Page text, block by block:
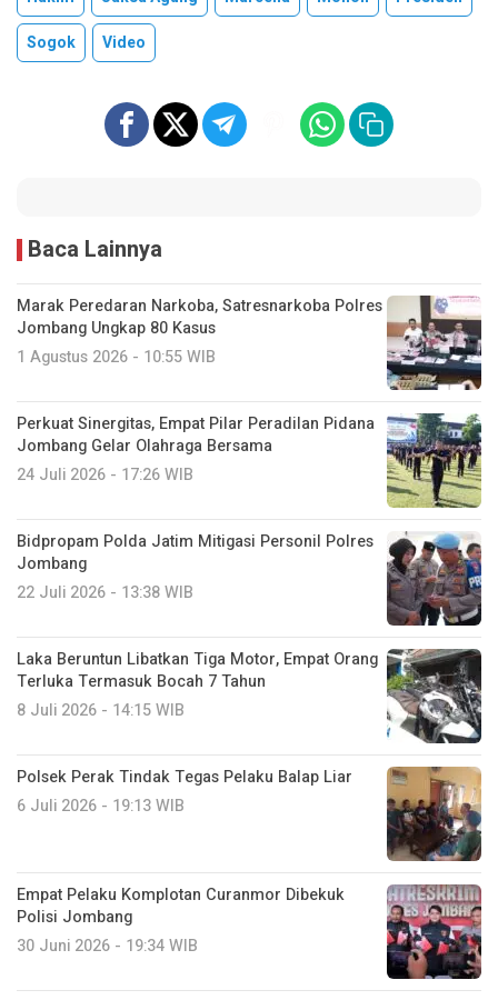
Sogok
Video
Baca Lainnya
Marak Peredaran Narkoba, Satresnarkoba Polres
Jombang Ungkap 80 Kasus
1 Agustus 2026 - 10:55 WIB
Perkuat Sinergitas, Empat Pilar Peradilan Pidana
Jombang Gelar Olahraga Bersama
24 Juli 2026 - 17:26 WIB
Bidpropam Polda Jatim Mitigasi Personil Polres
Jombang
22 Juli 2026 - 13:38 WIB
Laka Beruntun Libatkan Tiga Motor, Empat Orang
Terluka Termasuk Bocah 7 Tahun
8 Juli 2026 - 14:15 WIB
Polsek Perak Tindak Tegas Pelaku Balap Liar
6 Juli 2026 - 19:13 WIB
Empat Pelaku Komplotan Curanmor Dibekuk
Polisi Jombang
30 Juni 2026 - 19:34 WIB